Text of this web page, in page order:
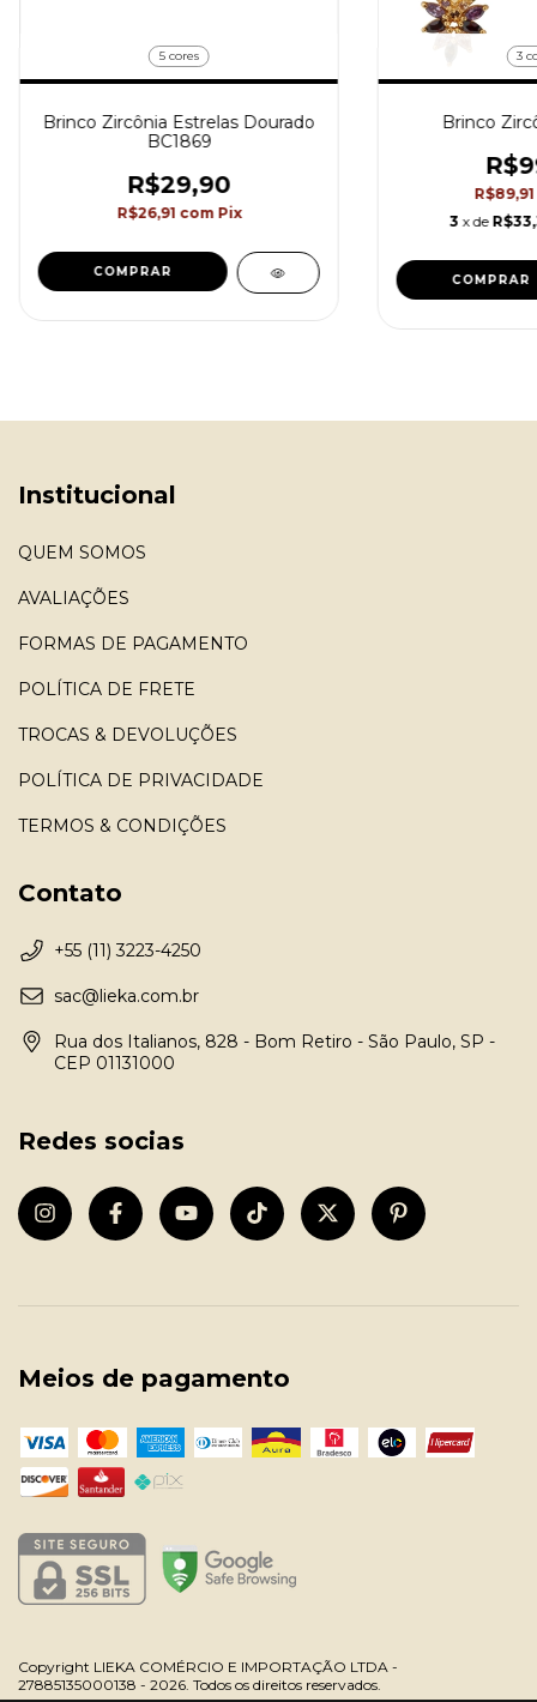
5 cores
Brinco Zircônia Estrelas Dourado
BC1869
R$29,90
R$26,91 com Pix
COMPRAR
3
Brinco
R$89,91
3 x de
COMPRAR
Institucional
QUEM SOMOS
AVALIAÇÕES
FORMAS DE PAGAMENTO
POLÍTICA DE FRETE
TROCAS & DEVOLUÇÕES
POLÍTICA DE PRIVACIDADE
TERMOS & CONDIÇÕES
Contato
+55 (11) 3223-4250
sac@lieka.com.br
Rua dos Italianos, 828 - Bom Retiro - São Paulo, SP -
CEP 01131000
Redes socias
Meios de pagamento
Copyright LIEKA COMÉRCIO E IMPORTAÇÃO LTDA -
27885135000138 - 2026. Todos os direitos reservados.